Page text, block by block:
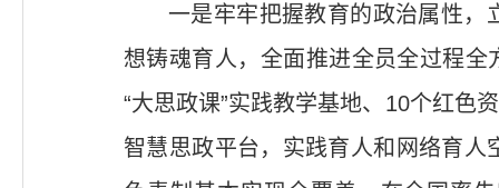
一是牢牢把握教育的政治属性，
想铸魂育人，全面推进全员全过程全
“大思政课”实践教学基地、10个红色
智慧思政平台，实践育人和网络育